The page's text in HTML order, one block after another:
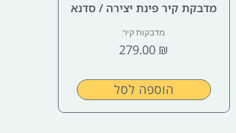
מדבקת קיר פינת יצירה / סדנא
מדבקות קיר
279.00 ₪
הוספה לסל